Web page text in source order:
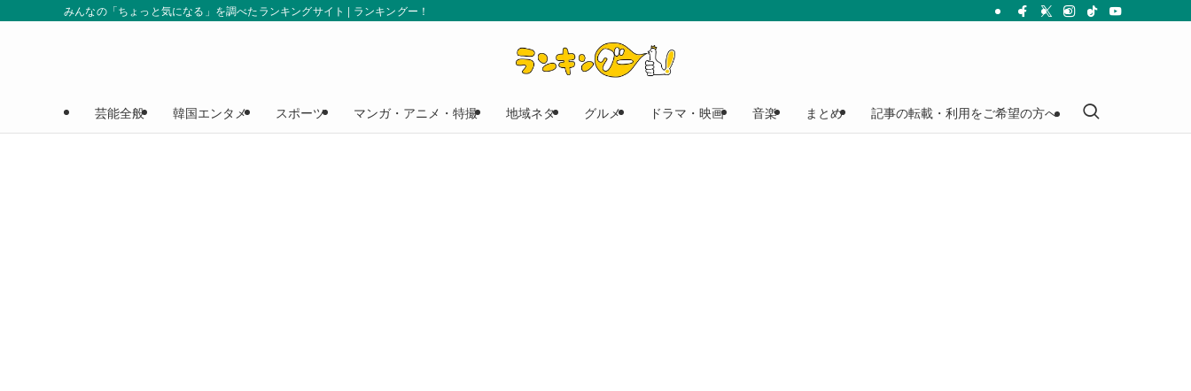
みんなの「ちょっと気になる」を調べたランキングサイト | ランキングー！
芸能全般 韓国エンタメ スポーツ マンガ・アニメ・特撮 地域ネタ グルメ ドラマ・映画 音楽 まとめ 記事の転載・利用をご希望の方へ